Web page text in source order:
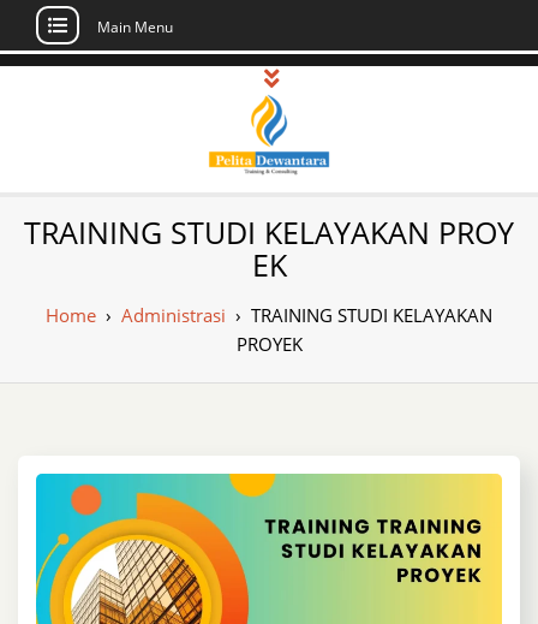
Skip
Main Menu
Pusat Pelatihan
dan Sertifikasi –
Daftar Training
Indonesia
Sertifikasi di Indonesia
TRAINING STUDI KELAYAKAN PROY
EK
Home › Administrasi › TRAINING STUDI KELAYAKAN
PROYEK